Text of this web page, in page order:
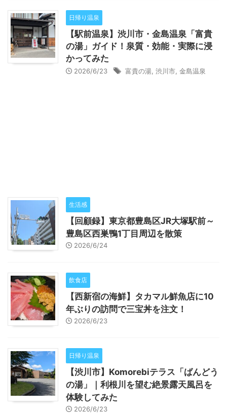
日帰り温泉
【駅前温泉】渋川市・金島温泉「富貴
の湯」ガイド！泉質・効能・実際に浸
かってみた
2026/6/23 富貴の湯 渋川市 金島温泉
生活感
【回顧録】東京都豊島区JR大塚駅前～
豊島区西巣鴨1丁目周辺を散策
2026/6/24
飲食店
【西新宿の海鮮】タカマル鮮魚店に10
年ぶりの訪問で三宝丼を注文！
2026/6/23
日帰り温泉
【渋川市】Komorebiテラス「ばんどう
の湯」｜利根川を望む絶景露天風呂を
体験してみた
2026/6/23